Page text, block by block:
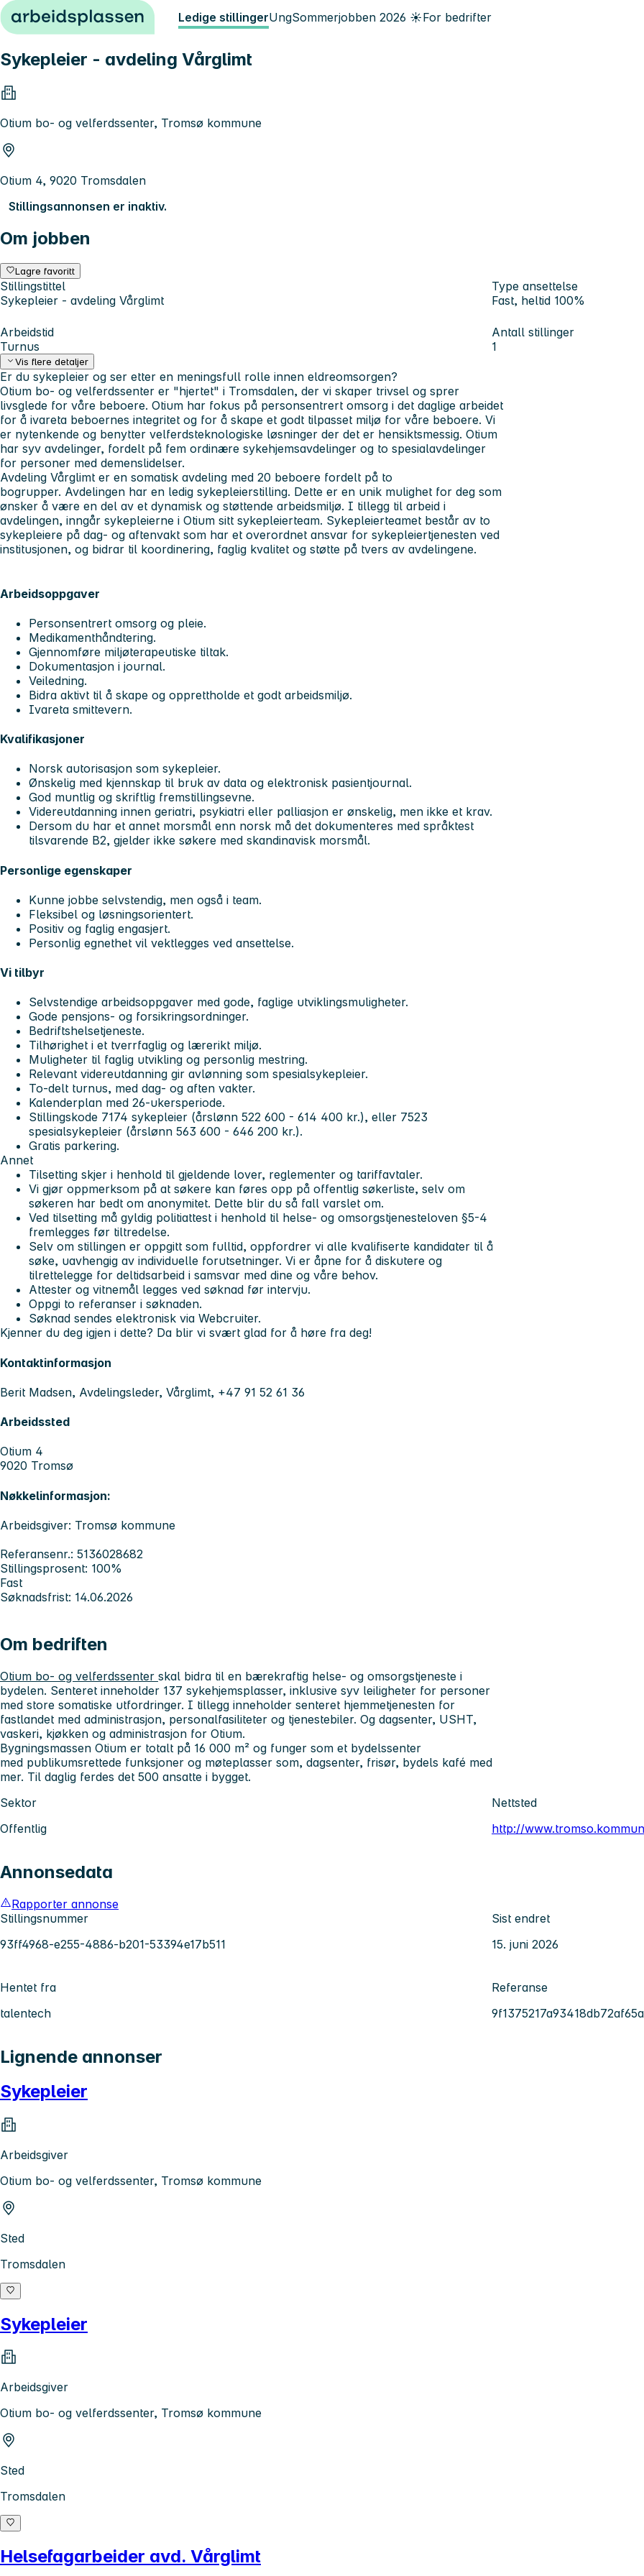
Hopp til innhold Ledige stillingerUngSommerjobben 2026 ☀️For bedrifter
Sykepleier - avdeling Vårglimt
Otium bo- og velferdssenter, Tromsø kommune
Otium 4, 9020 Tromsdalen
Stillingsannonsen er inaktiv.
Om jobben
Lagre favoritt
Stillingstittel
Sykepleier - avdeling Vårglimt
Type ansettelse
Fast, heltid 100%
Arbeidstid
Turnus
Antall stillinger
1
Vis flere detaljer
Er du sykepleier og ser etter en meningsfull rolle innen eldreomsorgen?
Otium bo- og velferdssenter er "hjertet" i Tromsdalen, der vi skaper trivsel og sprer
livsglede for våre beboere. Otium har fokus på personsentrert omsorg i det daglige arbeidet
for å ivareta beboernes integritet og for å skape et godt tilpasset miljø for våre beboere. Vi
er nytenkende og benytter velferdsteknologiske løsninger der det er hensiktsmessig. Otium
har syv avdelinger, fordelt på fem ordinære sykehjemsavdelinger og to spesialavdelinger
for personer med demenslidelser.
Avdeling Vårglimt er en somatisk avdeling med 20 beboere fordelt på to
bogrupper. Avdelingen har en ledig sykepleierstilling. Dette er en unik mulighet for deg som
ønsker å være en del av et dynamisk og støttende arbeidsmiljø. I tillegg til arbeid i
avdelingen, inngår sykepleierne i Otium sitt sykepleierteam. Sykepleierteamet består av to
sykepleiere på dag- og aftenvakt som har et overordnet ansvar for sykepleiertjenesten ved
institusjonen, og bidrar til koordinering, faglig kvalitet og støtte på tvers av avdelingene.
Arbeidsoppgaver
Personsentrert omsorg og pleie.
Medikamenthåndtering.
Gjennomføre miljøterapeutiske tiltak.
Dokumentasjon i journal.
Veiledning.
Bidra aktivt til å skape og opprettholde et godt arbeidsmiljø.
Ivareta smittevern.
Kvalifikasjoner
Norsk autorisasjon som sykepleier.
Ønskelig med kjennskap til bruk av data og elektronisk pasientjournal.
God muntlig og skriftlig fremstillingsevne.
Videreutdanning innen geriatri, psykiatri eller palliasjon er ønskelig, men ikke et krav.
Dersom du har et annet morsmål enn norsk må det dokumenteres med språktest
tilsvarende B2, gjelder ikke søkere med skandinavisk morsmål.
Personlige egenskaper
Kunne jobbe selvstendig, men også i team.
Fleksibel og løsningsorientert.
Positiv og faglig engasjert.
Personlig egnethet vil vektlegges ved ansettelse.
Vi tilbyr
Selvstendige arbeidsoppgaver med gode, faglige utviklingsmuligheter.
Gode pensjons- og forsikringsordninger.
Bedriftshelsetjeneste.
Tilhørighet i et tverrfaglig og lærerikt miljø.
Muligheter til faglig utvikling og personlig mestring.
Relevant videreutdanning gir avlønning som spesialsykepleier.
To-delt turnus, med dag- og aften vakter.
Kalenderplan med 26-ukersperiode.
Stillingskode 7174 sykepleier (årslønn 522 600 - 614 400 kr.), eller 7523
spesialsykepleier (årslønn 563 600 - 646 200 kr.).
Gratis parkering.
Annet
Tilsetting skjer i henhold til gjeldende lover, reglementer og tariffavtaler.
Vi gjør oppmerksom på at søkere kan føres opp på offentlig søkerliste, selv om
søkeren har bedt om anonymitet. Dette blir du så fall varslet om.
Ved tilsetting må gyldig politiattest i henhold til helse- og omsorgstjenesteloven §5-4
fremlegges før tiltredelse.
Selv om stillingen er oppgitt som fulltid, oppfordrer vi alle kvalifiserte kandidater til å
søke, uavhengig av individuelle forutsetninger. Vi er åpne for å diskutere og
tilrettelegge for deltidsarbeid i samsvar med dine og våre behov.
Attester og vitnemål legges ved søknad før intervju.
Oppgi to referanser i søknaden.
Søknad sendes elektronisk via Webcruiter.
Kjenner du deg igjen i dette? Da blir vi svært glad for å høre fra deg!
Kontaktinformasjon
Berit Madsen, Avdelingsleder, Vårglimt, +47 91 52 61 36
Arbeidssted
Otium 4
9020 Tromsø
Nøkkelinformasjon:
Arbeidsgiver: Tromsø kommune
Referansenr.: 5136028682
Stillingsprosent: 100%
Fast
Søknadsfrist: 14.06.2026
Om bedriften
Otium bo- og velferdssenter skal bidra til en bærekraftig helse- og omsorgstjeneste i
bydelen. Senteret inneholder 137 sykehjemsplasser, inklusive syv leiligheter for personer
med store somatiske utfordringer. I tillegg inneholder senteret hjemmetjenesten for
fastlandet med administrasjon, personalfasiliteter og tjenestebiler. Og dagsenter, USHT,
vaskeri, kjøkken og administrasjon for Otium.
Bygningsmassen Otium er totalt på 16 000 m² og funger som et bydelssenter
med publikumsrettede funksjoner og møteplasser som, dagsenter, frisør, bydels kafé med
mer. Til daglig ferdes det 500 ansatte i bygget.
Sektor
Offentlig
Nettsted
http://
Annonsedata
Rapporter annonse
Stillingsnummer
93ff4968-e255-4886-b201-53394e17b511
Sist endret
15. juni 2026
Hentet fra
talentech
Referanse
Lignende annonser
Sykepleier
Arbeidsgiver
Otium bo- og velferdssenter, Tromsø kommune
Sted
Tromsdalen
Sykepleier
Arbeidsgiver
Otium bo- og velferdssenter, Tromsø kommune
Sted
Tromsdalen
Helsefagarbeider avd. Vårglimt